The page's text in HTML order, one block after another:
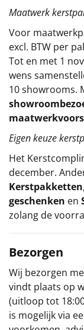
Maatwerk
Voor
excl. BTW per
Tot en met 1
wens
10 showrooms.
Eigen keuze
Het
december.
Kerstpakketten,
geschenken en
zolang de
Bezorgen
Wij bezorgen
vindt plaats op
(uitloop tot
is mogelijk via